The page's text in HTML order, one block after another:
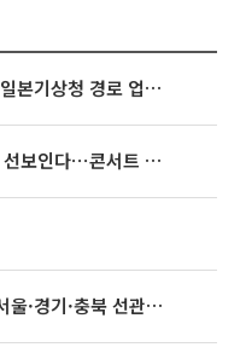
태풍 '돌핀' 오키나와 접근…일본기상청 경로 업데이트
빅뱅, 20주년 기념 '새 뱅봉' 선보인다⋯콘서트 앞두고 팝업 개최
북 선관위 등 추가 압수수색